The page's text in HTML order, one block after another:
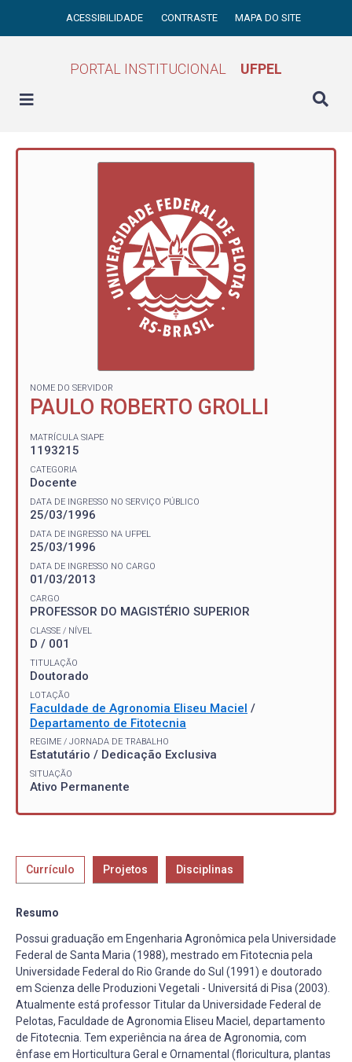
ACESSIBILIDADE CONTRASTE MAPA DO SITE
PORTAL INSTITUCIONAL UFPEL
NOME DO SERVIDOR
PAULO ROBERTO GROLLI
MATRÍCULA SIAPE
1193215
CATEGORIA
Docente
DATA DE INGRESSO NO SERVIÇO PÚBLICO
25/03/1996
DATA DE INGRESSO NA UFPEL
25/03/1996
DATA DE INGRESSO NO CARGO
01/03/2013
CARGO
PROFESSOR DO MAGISTÉRIO SUPERIOR
CLASSE / NÍVEL
D / 001
TITULAÇÃO
Doutorado
LOTAÇÃO
Faculdade de Agronomia Eliseu Maciel /
Departamento de Fitotecnia
REGIME / JORNADA DE TRABALHO
Estatutário / Dedicação Exclusiva
SITUAÇÃO
Ativo Permanente
Currículo Projetos Disciplinas
Resumo
Possui graduação em Engenharia Agronômica pela Universidade
Federal de Santa Maria (1988), mestrado em Fitotecnia pela
Universidade Federal do Rio Grande do Sul (1991) e doutorado
em Scienza delle Produzioni Vegetali - Universitá di Pisa (2003).
Atualmente está professor Titular da Universidade Federal de
Pelotas, Faculdade de Agronomia Eliseu Maciel, departamento
de Fitotecnia. Tem experiência na área de Agronomia, com
ênfase em Horticultura Geral e Ornamental (floricultura, plantas